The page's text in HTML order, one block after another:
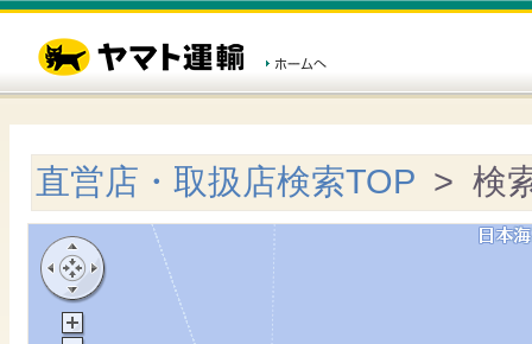
直営店・取扱店検索TOP > 検